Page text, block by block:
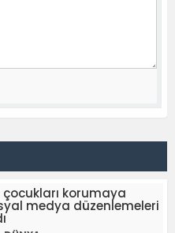
korumaya
medya düzenlemeleri